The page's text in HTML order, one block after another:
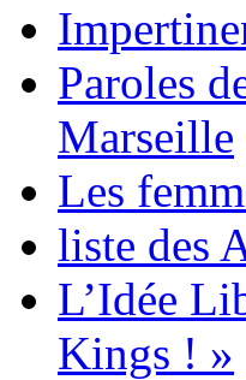
Paroles
Marseille
Les
liste des
L’Idée
Kings ! »